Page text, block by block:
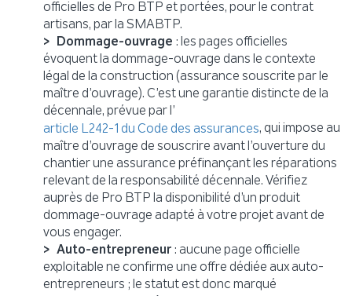
officielles de Pro BTP et portées, pour le contrat
artisans, par la SMABTP.
Dommage-ouvrage : les pages officielles
évoquent la dommage-ouvrage dans le contexte
légal de la construction (assurance souscrite par le
maître d’ouvrage). C’est une garantie distincte de la
décennale, prévue par l’
article L242-1 du Code des assurances, qui impose au
maître d’ouvrage de souscrire avant l’ouverture du
chantier une assurance préfinançant les réparations
relevant de la responsabilité décennale. Vérifiez
auprès de Pro BTP la disponibilité d’un produit
dommage-ouvrage adapté à votre projet avant de
vous engager.
Auto-entrepreneur : aucune page officielle
exploitable ne confirme une offre dédiée aux auto-
entrepreneurs ; le statut est donc marqué